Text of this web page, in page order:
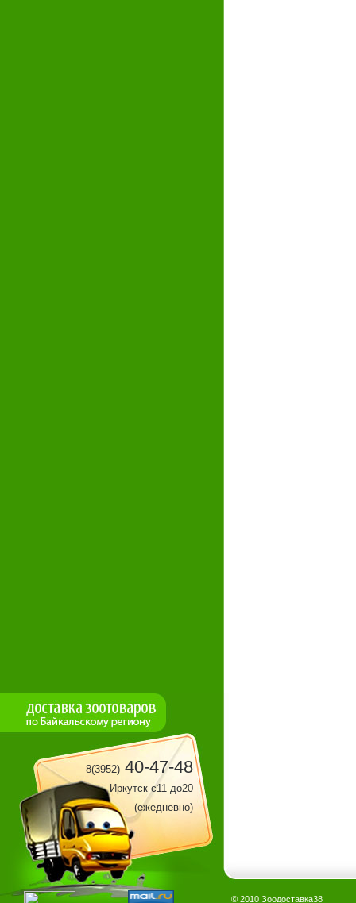
8(3952) 40-47-48
Иркутск с11 до20
(ежедневно)
© 2010 Зоодоставка38